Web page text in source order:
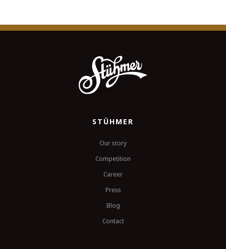
STÜHMER
Our story
Competition
Career
Press
Blog
Contact